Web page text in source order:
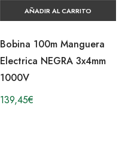
AÑADIR AL CARRITO
Bobina 100m Manguera
Electrica NEGRA 3x4mm
1000V
139,45€